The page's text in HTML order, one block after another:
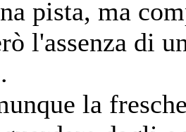
pista, ma
l'assenza di
la